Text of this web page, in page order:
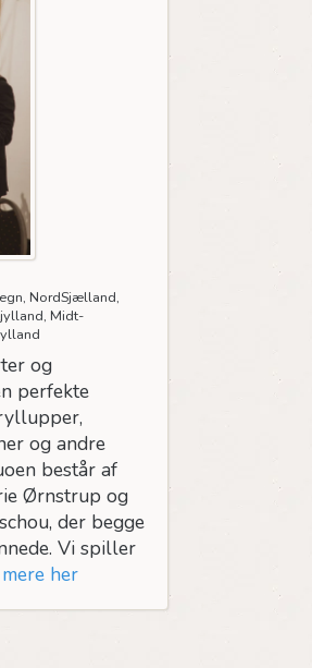
NordSjælland,
Midt-
og
perfekte
og andre
består af
Ørnstrup og
der begge
Vi spiller
her